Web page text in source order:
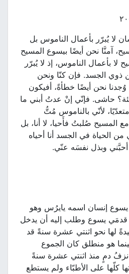
لا يُبرّر بأعمال الناموس بل
آمنَّا نحن أيضًا بيسوع المسيح
لا بأعمال الناموس، إذ لا يُبرّر
الجسد. فإن كنّا ونحن
نحن أيضًا خطأةً، أفيكون
حاشى. فإنّي إنْ عدتُ أبني ما
لأنّي بالناموس مُتُّ
صُلبتُ فأَحيا، لا أنا، بل
الحياة في الجسد أنا أحياه
وبذل نفسَه عنّي.
إنسان اسمه يايرُس وهو
يسوع وطلب إليه أن يدخل
لها نحو اثنتي عشرة سنةً قد
هو منطلق كان الجموع
دمٍ منذ اثنتي عشرة سنةً
على الأطبّاء ولم يستطع